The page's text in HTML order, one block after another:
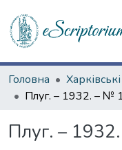
Головна
Плуг. – 1932. – №
Плуг. –